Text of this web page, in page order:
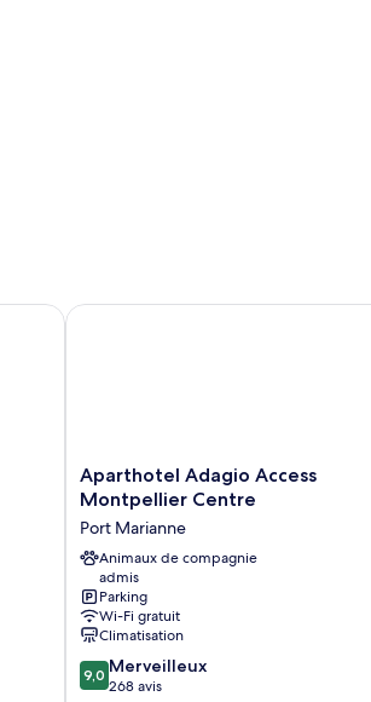
Centre Comédie
Aparthotel
Adagio
Montpellier
Centre
Port
Marianne
Aparthotel Adagio Access
Montpellier Centre
Port Marianne
Animaux de compagnie
admis
Parking
Wi-Fi gratuit
Climatisation
9.0
sur
9,0 Merveilleux
268 avis
Aparthotel Adagio Access